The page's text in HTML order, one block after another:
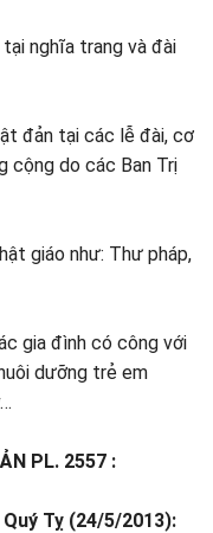
nghĩa trang và đài
đản tại các lễ đài, cơ
cộng do các Ban Trị
giáo như: Thư pháp,
gia đình có công với
dưỡng trẻ em
PL. 2557 :
Tỵ (24/5/2013):